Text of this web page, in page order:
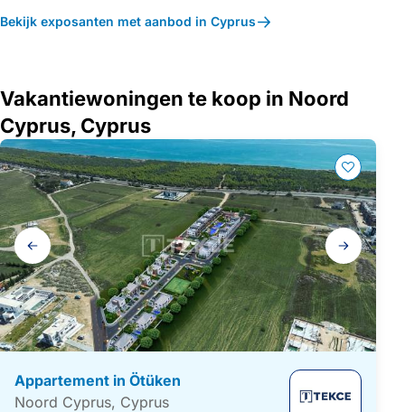
Bekijk exposanten met aanbod in Cyprus
Vakantiewoningen te koop in Noord
Cyprus, Cyprus
Galerij
navigatie
Appartement in Ötüken
Noord Cyprus, Cyprus